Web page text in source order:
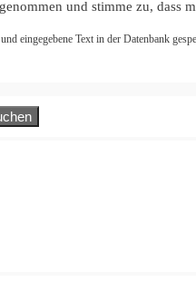
und stimme zu, dass
eingegebene Text in der Datenbank